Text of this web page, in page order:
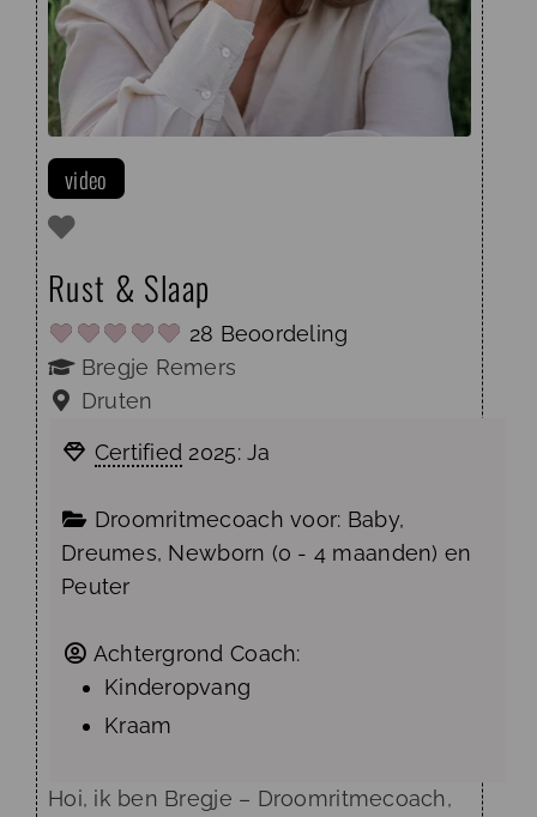
video
Rust & Slaap
28 Beoordeling
Bregje Remers
Druten
Certified 2025:Ja
Droomritmecoach voor: Baby,
Dreumes, Newborn (0 - 4 maanden) en
Peuter
Achtergrond Coach:
Kinderopvang
Kraam
Hoi, ik ben Bregje – Droomritmecoach,